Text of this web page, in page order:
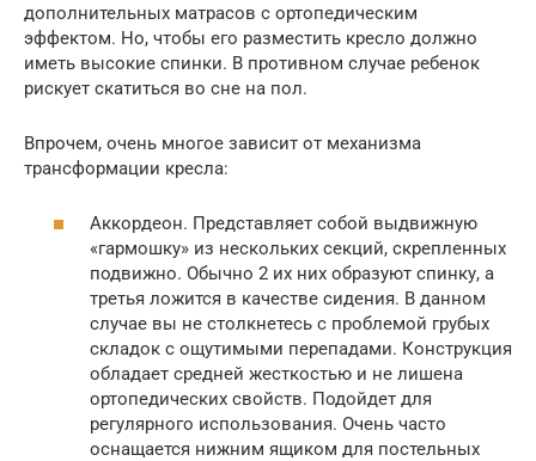
дополнительных матрасов с ортопедическим
эффектом. Но, чтобы его разместить кресло должно
иметь высокие спинки. В противном случае ребенок
рискует скатиться во сне на пол.
Впрочем, очень многое зависит от механизма
трансформации кресла:
Аккордеон. Представляет собой выдвижную
«гармошку» из нескольких секций, скрепленных
подвижно. Обычно 2 их них образуют спинку, а
третья ложится в качестве сидения. В данном
случае вы не столкнетесь с проблемой грубых
складок с ощутимыми перепадами. Конструкция
обладает средней жесткостью и не лишена
ортопедических свойств. Подойдет для
регулярного использования. Очень часто
оснащается нижним ящиком для постельных